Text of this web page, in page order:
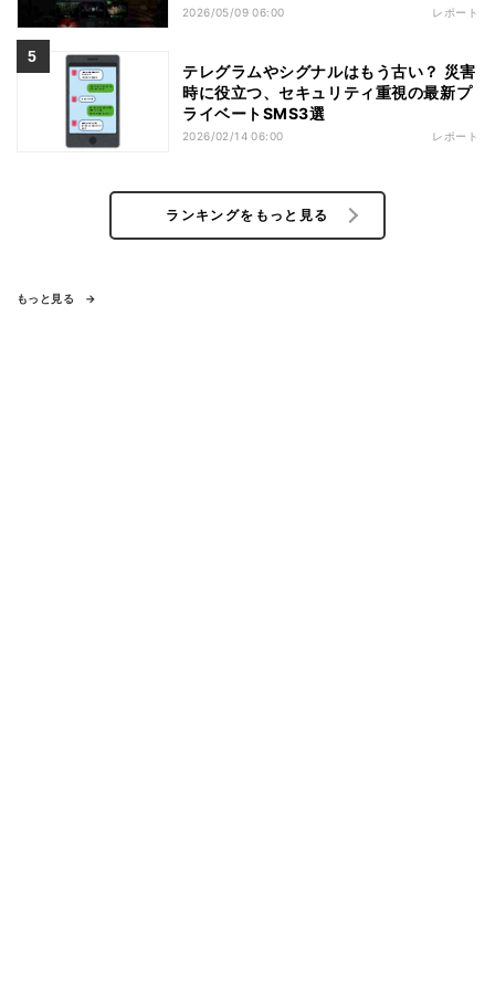
2026/05/09 06:00 レポート
テレグラムやシグナルはもう古い？ 災害
時に役立つ、セキュリティ重視の最新プ
ライベートSMS3選
2026/02/14 06:00 レポート
ランキングをもっと見る
もっと見る